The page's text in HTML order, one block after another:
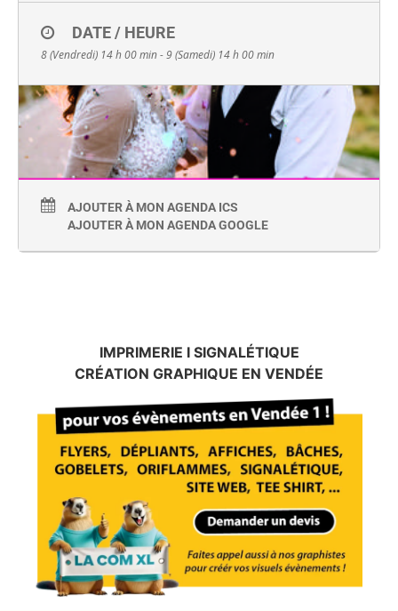
DATE / HEURE
8 (Vendredi) 14 h 00 min - 9 (Samedi) 14 h 00 min
AJOUTER À MON AGENDA ICS
AJOUTER À MON AGENDA GOOGLE
IMPRIMERIE I SIGNALÉTIQUE
CRÉATION GRAPHIQUE EN VENDÉE